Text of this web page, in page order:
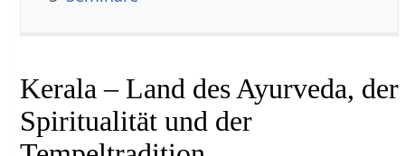
Kerala – Land des Ayurveda, der
Spiritualität und der